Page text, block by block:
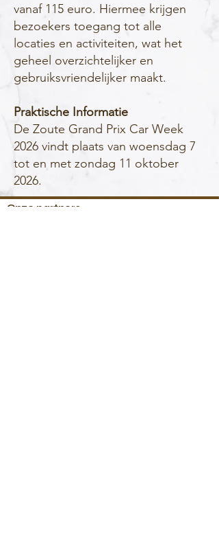
vanaf 115 euro. Hiermee krijgen
bezoekers toegang tot alle
locaties en activiteiten, wat het
geheel overzichtelijker en
gebruiksvriendelijker maakt.
Praktische Informatie
De Zoute Grand Prix Car Week
2026 vindt plaats van woensdag 7
tot en met zondag 11 oktober
2026.
Onze partners